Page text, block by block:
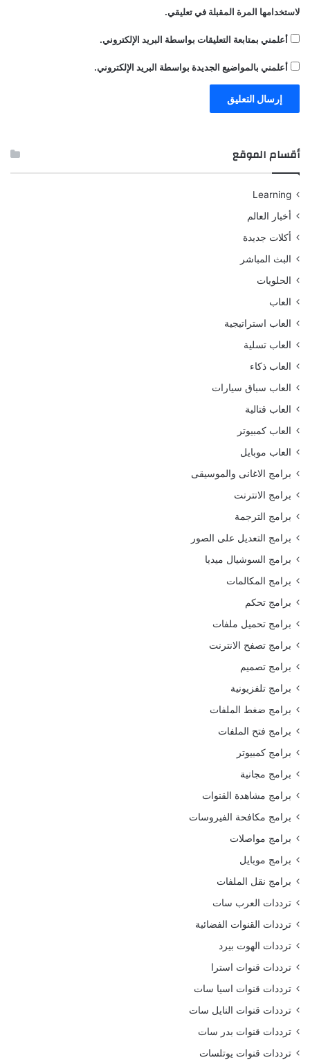
لاستخدامها المرة المقبلة في تعليقي.
أعلمني بمتابعة التعليقات بواسطة البريد الإلكتروني.
أعلمني بالمواضيع الجديدة بواسطة البريد الإلكتروني.
أقسام الموقع
Learning
أخبار العالم
أكلات جديدة
البث المباشر
الحلويات
العاب
العاب استراتيجية
العاب تسلية
العاب ذكاء
العاب سباق سيارات
العاب قتالية
العاب كمبيوتر
العاب موبايل
برامج الاغانى والموسيقى
برامج الانترنت
برامج الترجمة
برامج التعديل على الصور
برامج السوشيال ميديا
برامج المكالمات
برامج تحكم
برامج تحميل ملفات
برامج تصفح الانترنت
برامج تصميم
برامج تلفزيونية
برامج ضغط الملفات
برامج فتح الملفات
برامج كمبيوتر
برامج مجانية
برامج مشاهدة القنوات
برامج مكافحة الفيروسات
برامج مواصلات
برامج موبايل
برامج نقل الملفات
ترددات العرب سات
ترددات القنوات الفضائية
ترددات الهوت بيرد
ترددات قنوات استرا
ترددات قنوات اسيا سات
ترددات قنوات النايل سات
ترددات قنوات بدر سات
ترددات قنوات يوتلسات